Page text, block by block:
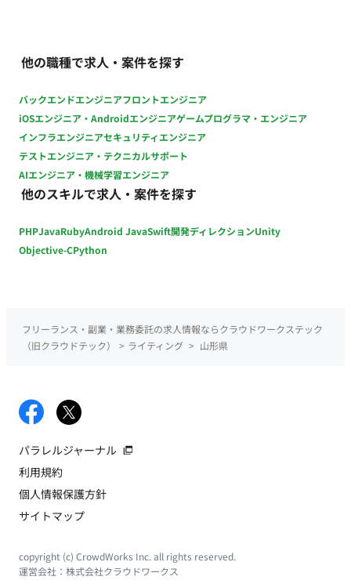
他の職種で求人・案件を探す
バックエンドエンジニアフロントエンジニア
iOSエンジニア・Androidエンジニアゲームプログラマ・エンジニア
インフラエンジニアセキュリティエンジニア
テストエンジニア・テクニカルサポート
AIエンジニア・機械学習エンジニア
他のスキルで求人・案件を探す
PHPJavaRubyAndroid JavaSwift開発ディレクションUnity
Objective-CPython
フリーランス・副業・業務委託の求人情報ならクラウドワークステック
（旧クラウドテック）
> ライティング > 山形県
パラレルジャーナル
利用規約
個人情報保護方針
サイトマップ
copyright (c) CrowdWorks Inc. all rights reserved.
運営会社： 株式会社クラウドワークス